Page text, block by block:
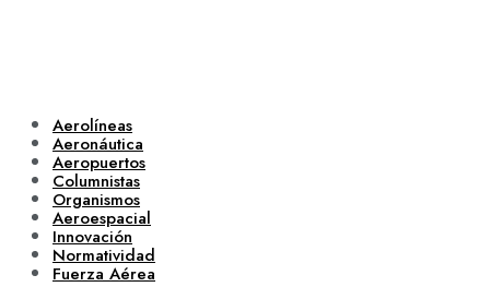
Aerolíneas
Aeronáutica
Aeropuertos
Columnistas
Organismos
Aeroespacial
Innovación
Normatividad
Fuerza Aérea